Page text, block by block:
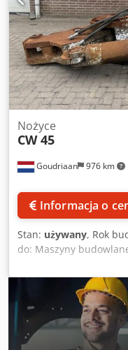
Goudriaan 976 km
Nożyce
CW 45
Informacja o
Stan: używany, Rok
do: Maszyny